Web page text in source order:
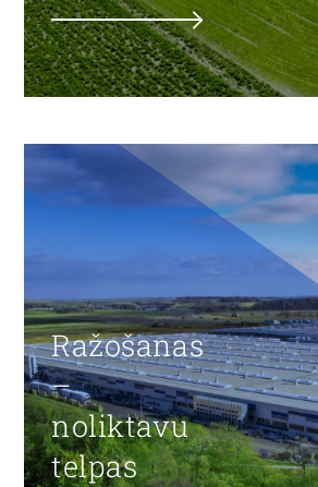
Ražošanas
–
noliktavu
telpas